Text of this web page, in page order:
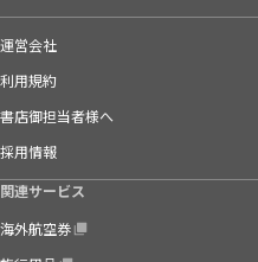
運営会社
利用規約
書店御担当者様へ
採用情報
関連サービス
海外航空券